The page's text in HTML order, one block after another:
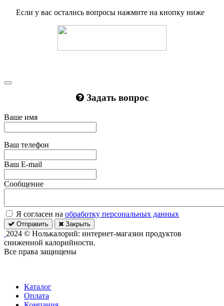
Если у вас остались вопросы нажмите на кнопку ниже
Задать вопрос
Ваше имя
Ваш телефон
Ваш E-mail
Сообщение
Я согласен на обработку персональных данных
Отправить Закрыть
2024 © Нолькалорий: интернет-магазин продуктов
сниженной калорийности.
Все права защищены
Каталог
Оплата